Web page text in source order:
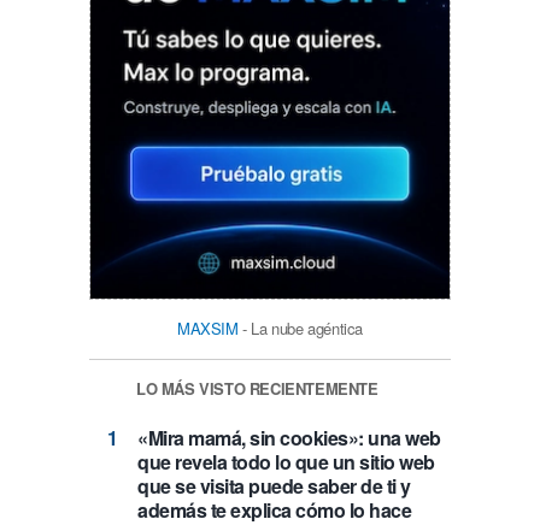
MAXSIM - La nube agéntica
LO MÁS VISTO RECIENTEMENTE
«Mira mamá, sin cookies»: una web
que revela todo lo que un sitio web
que se visita puede saber de ti y
además te explica cómo lo hace